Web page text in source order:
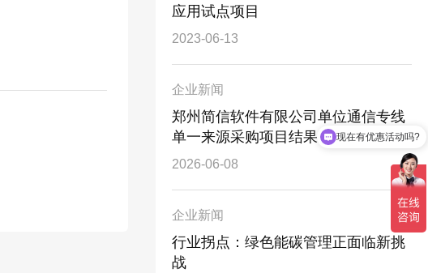
应用试点项目
2023-06-13
企业新闻
郑州简信软件有限公司单位通信专线
单一来源采购项目结果公告
2026-06-08
企业新闻
行业拐点：绿色能碳管理正面临新挑
战
现在有优惠活动吗?